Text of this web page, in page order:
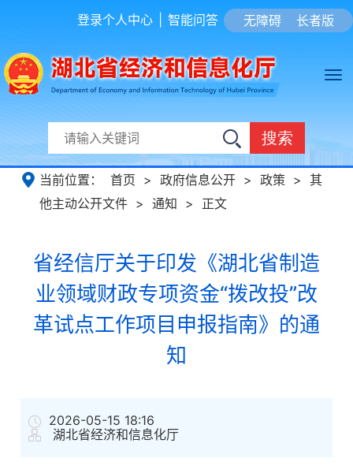
无障碍 长者版
登录个人中心 智能问答
搜索
当前位置： 首页 > 政府信息公开 > 政策 > 其
他主动公开文件 > 通知 > 正文
省经信厅关于印发《湖北省制造
业领域财政专项资金“拨改投”改
革试点工作项目申报指南》的通
知
2026-05-15 18:16
湖北省经济和信息化厅